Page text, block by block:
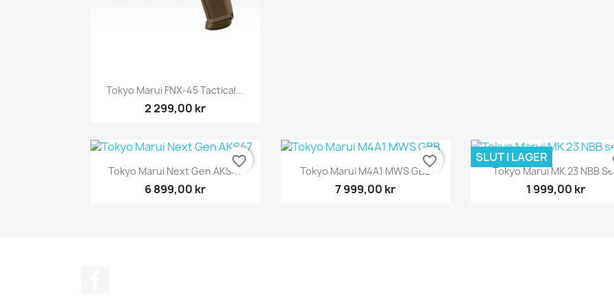
Snabbvy
Tokyo Marui FNX-45 Tactical...
2 299,00 kr
Snabbvy
Tokyo Marui Next Gen AKS47
6 899,00 kr
favorite_border Snabbvy
Tokyo Marui M4A1 MWS GBB
7 999,00 kr
favorite_border Snabbvy
Tokyo Marui MK 23 NBB
1 999,00 kr
SLUT I LAGER